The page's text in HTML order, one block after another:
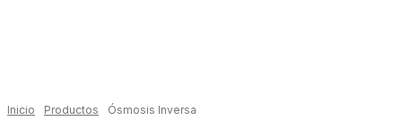
Inicio Productos Ósmosis Inversa